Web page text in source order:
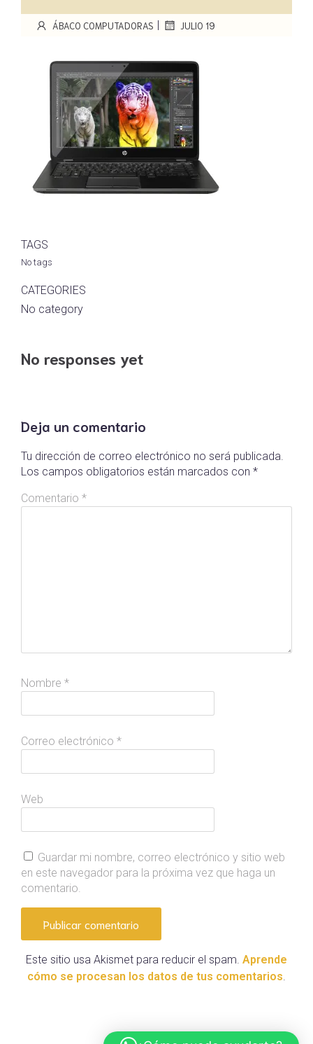
ÁBACO COMPUTADORAS | JULIO 19
TAGS
No tags
CATEGORIES
No category
No responses yet
Deja un comentario
Tu dirección de correo electrónico no será publicada.
Los campos obligatorios están marcados con *
Comentario *
Nombre *
Correo electrónico *
Web
Guardar mi nombre, correo electrónico y sitio web
en este navegador para la próxima vez que haga un
comentario.
Este sitio usa Akismet para reducir el spam. Aprende
cómo se procesan los datos de tus comentarios